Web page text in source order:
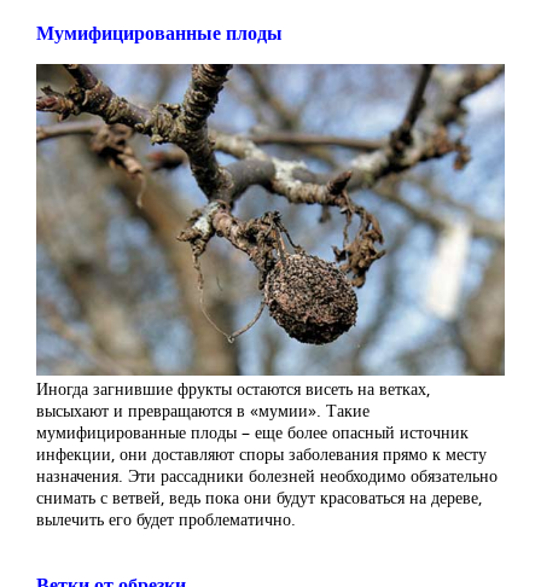
Мумифицированные плоды
Иногда загнившие фрукты остаются висеть на ветках,
высыхают и превращаются в «мумии». Такие
мумифицированные плоды – еще более опасный источник
инфекции, они доставляют споры заболевания прямо к месту
назначения. Эти рассадники болезней необходимо обязательно
снимать с ветвей, ведь пока они будут красоваться на дереве,
вылечить его будет проблематично.